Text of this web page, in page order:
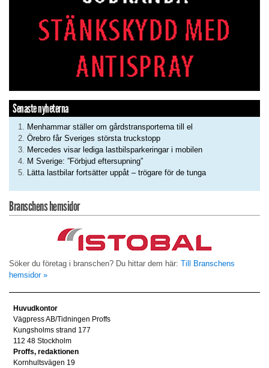
Senaste nyheterna
Menhammar ställer om gårdstransporterna till el
Örebro får Sveriges största truckstopp
Mercedes visar lediga lastbilsparkeringar i mobilen
M Sverige: ”Förbjud eftersupning”
Lätta lastbilar fortsätter uppåt – trögare för de tunga
Branschens hemsidor
Söker du företag i branschen? Du hittar dem här: Till Branschens
hemsidor »
Huvudkontor
Vägpress AB/Tidningen Proffs
Kungsholms strand 177
112 48 Stockholm
Proffs, redaktionen
Kornhultsvägen 19